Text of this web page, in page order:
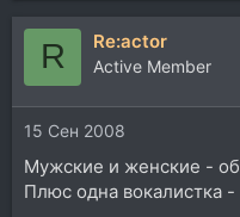
R Re:actor
Active Member
15 Сен 2008
Мужские и женские -
Плюс одна вокалистка